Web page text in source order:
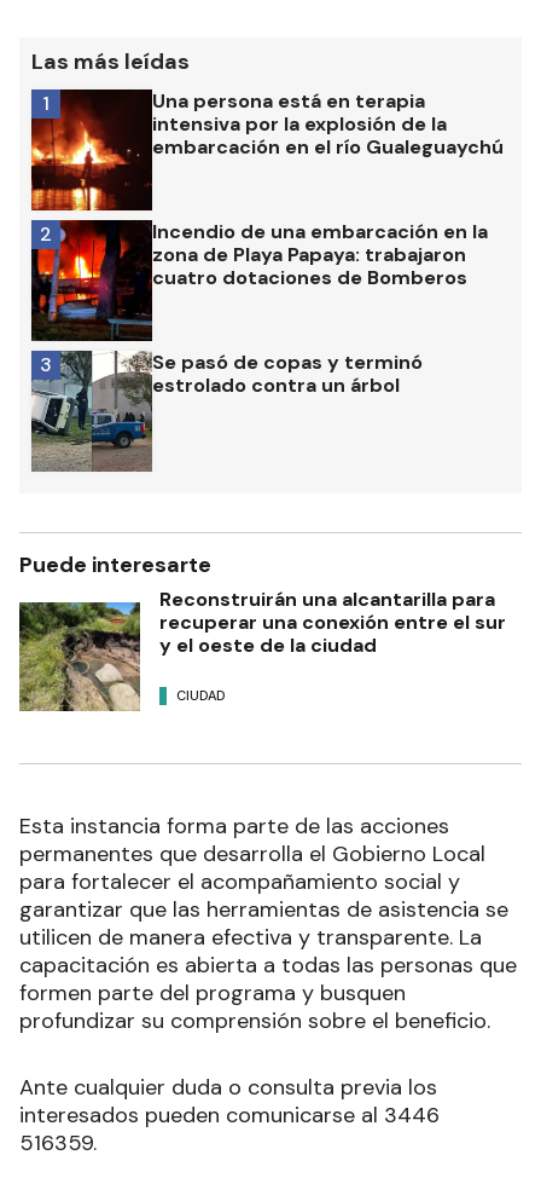
Las más leídas
Una persona está en terapia
intensiva por la explosión de la
embarcación en el río Gualeguaychú
1
Incendio de una embarcación en la
zona de Playa Papaya: trabajaron
cuatro dotaciones de Bomberos
2
Se pasó de copas y terminó
estrolado contra un árbol
3
Puede interesarte
Reconstruirán una alcantarilla para
recuperar una conexión entre el sur
y el oeste de la ciudad
CIUDAD
Esta instancia forma parte de las acciones
permanentes que desarrolla el Gobierno Local
para fortalecer el acompañamiento social y
garantizar que las herramientas de asistencia se
utilicen de manera efectiva y transparente. La
capacitación es abierta a todas las personas que
formen parte del programa y busquen
profundizar su comprensión sobre el beneficio.
Ante cualquier duda o consulta previa los
interesados pueden comunicarse al 3446
516359.